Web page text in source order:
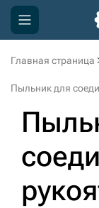
Главная страница
Пыльник для
Компания
Доставка и
Информация
Контакты